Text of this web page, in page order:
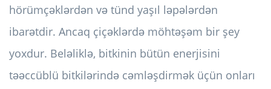
hörümçəklərdən və tünd yaşıl ləpələrdən
ibarətdir. Ancaq çiçəklərdə möhtəşəm bir şey
yoxdur. Beləliklə, bitkinin bütün enerjisini
təəccüblü bitkilərində cəmləşdirmək üçün onları